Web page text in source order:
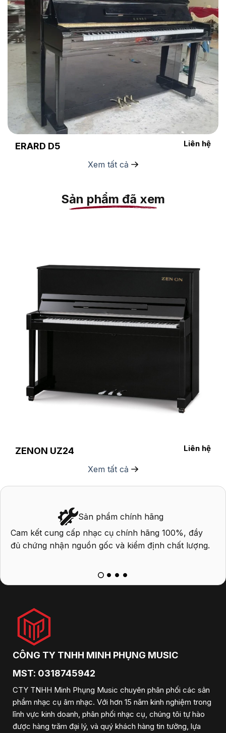
ERARD D5 Liên hệ
Xem tất cả
Sản phẩm đã xem
ZENON UZ24 Liên hệ
Xem tất cả
Sản phẩm chính hãng
Cam kết cung cấp nhạc cụ chính hãng 100%, đầy
đủ chứng nhận nguồn gốc và kiểm định chất lượng.
CÔNG TY TNHH MINH PHỤNG MUSIC
MST: 0318745942
CTY TNHH Minh Phụng Music chuyên phân phối các sản
phẩm nhạc cụ âm nhạc. Với hơn 15 năm kinh nghiệm trong
lĩnh vực kinh doanh, phân phối nhạc cụ, chúng tôi tự hào
được hàng trăm đại lý, và quý khách hàng tin tưởng, lựa